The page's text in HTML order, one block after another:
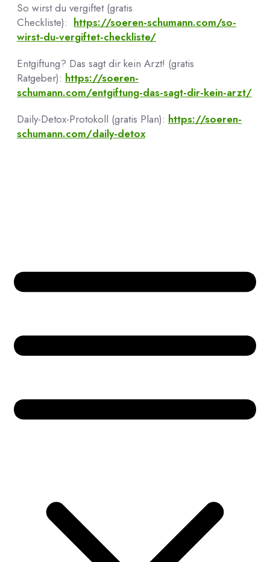
So wirst du vergiftet (gratis
Checkliste): https://soeren-schumann.com/so-
wirst-du-vergiftet-checkliste/
Entgiftung? Das sagt dir kein Arzt! (gratis
Ratgeber): https://soeren-
schumann.com/entgiftung-das-sagt-dir-kein-arzt/
Daily-Detox-Protokoll (gratis Plan): https://soeren-
schumann.com/daily-detox